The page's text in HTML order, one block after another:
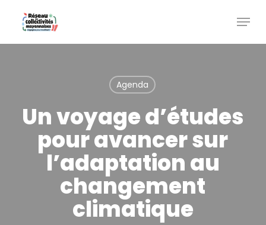
Menu
Agenda
Un voyage d’études
pour avancer sur
l’adaptation au
changement
climatique